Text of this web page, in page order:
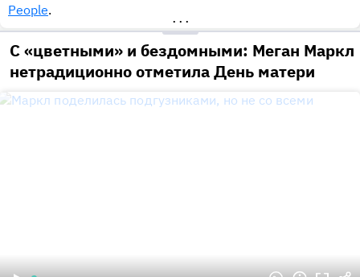
People.
•••
С «цветными» и бездомными: Меган Маркл
нетрадиционно отметила День матери